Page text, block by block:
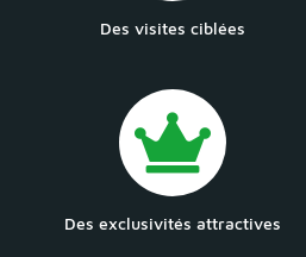
Des visites ciblées
Des exclusivités attractives